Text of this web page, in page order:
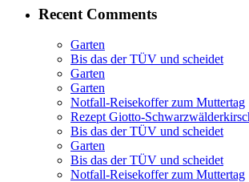
Recent Comments
Garten
Bis das der TÜV und scheidet
Garten
Garten
Notfall-Reisekoffer zum Muttertag
Rezept Giotto-
Bis das der TÜV und scheidet
Garten
Bis das der TÜV und scheidet
Notfall-Reisekoffer zum Muttertag